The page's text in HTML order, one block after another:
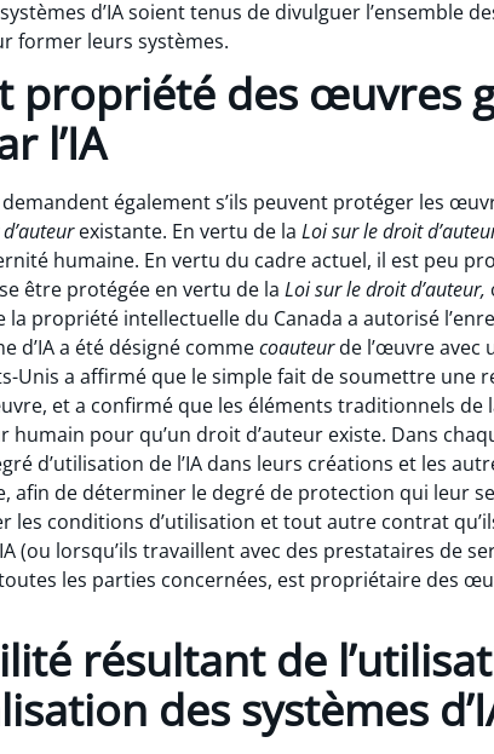
d’IA soient tenus de divulguer l’ensemble
former leurs systèmes.
propriété des œuvres
l’IA
demandent également s’ils peuvent protéger les
existante. En vertu de la Loi sur le droit
humaine. En vertu du cadre actuel, il est peu
être protégée en vertu de la Loi sur le droit d’auteur,
la propriété intellectuelle du Canada a autorisé
d’IA a été désigné commecoauteurde l’œuvre avec
Unis a affirmé que le simple fait de soumettre une
et a confirmé que les éléments traditionnels
humain pour qu’un droit d’auteur existe. Dans
d’utilisation de l’IA dans leurs créations et les
afin de déterminer le degré de protection qui leur
les conditions d’utilisation et tout autre contrat
(ou lorsqu’ils travaillent avec des prestataires de
les parties concernées, est propriétaire des
résultant de
des systèmes